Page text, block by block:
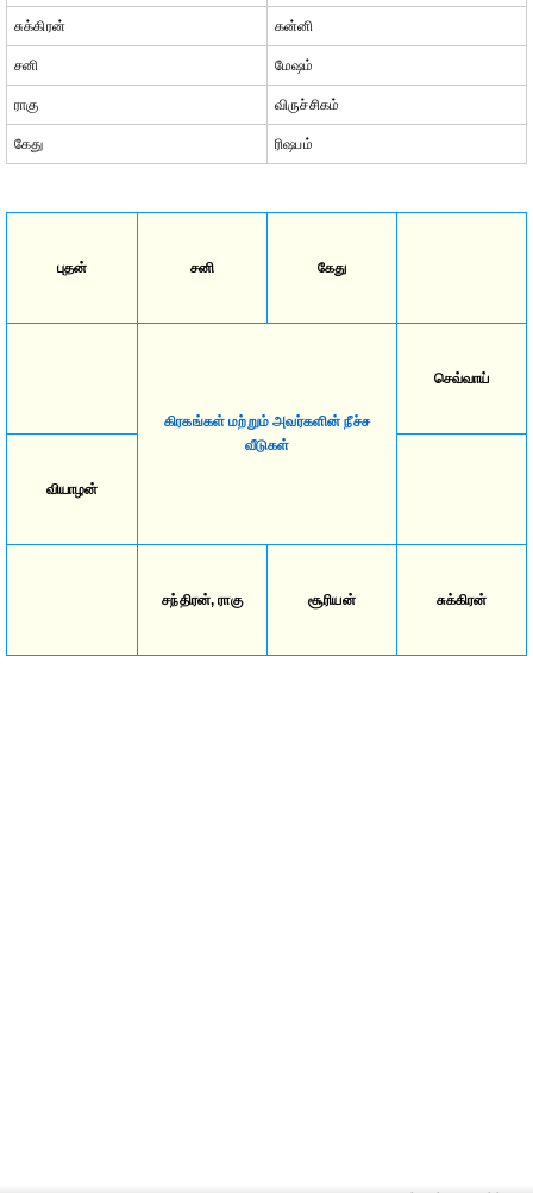
சுக்கிரன் கன்னி
சனி மேஷம்
ராகு விருச்சிகம்
கேது ரிஷபம்
புதன் சனி கேது
கிரகங்கள் மற்றும் அவர்களின் நீச்ச
வீடுகள்
செவ்வாய்
வியாழன்
சந்திரன், ராகு சூரியன் சுக்கிரன்